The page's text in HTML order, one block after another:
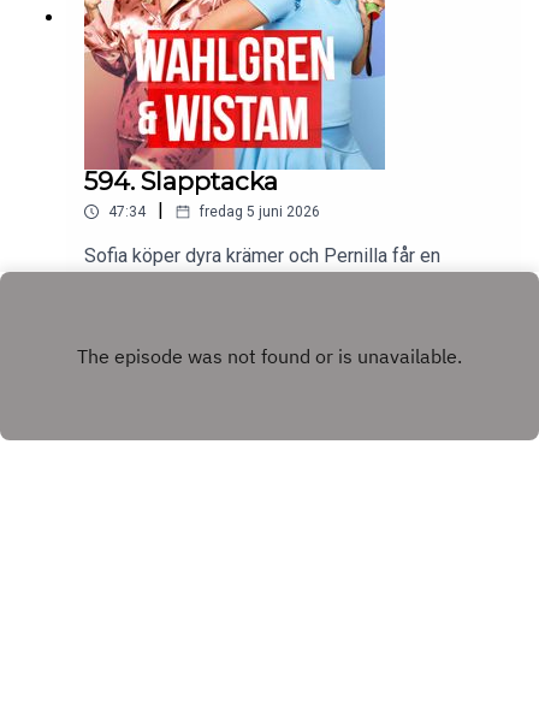
594. Slapptacka
47:34 | fredag 5 juni 2026
Sofia köper dyra krämer och Pernilla får en
och preppar och peppar inför stora fester.